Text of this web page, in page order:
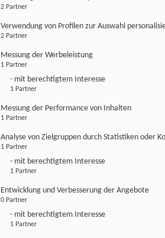
2 Partner
Verwendung von Profilen zur Auswahl
2 Partner
Messung der Werbeleistung
1 Partner
- mit berechtigtem Interesse
1 Partner
Messung der Performance von Inhalten
1 Partner
Analyse von Zielgruppen durch Statistiken oder
1 Partner
- mit berechtigtem Interesse
1 Partner
Entwicklung und Verbesserung der Angebote
0 Partner
- mit berechtigtem Interesse
1 Partner